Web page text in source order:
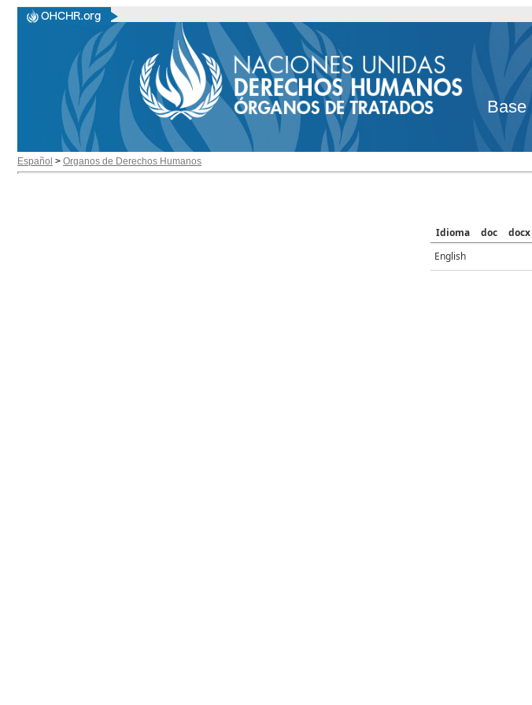
Base
Español > Organos de Derechos Humanos
Idioma doc docx
English